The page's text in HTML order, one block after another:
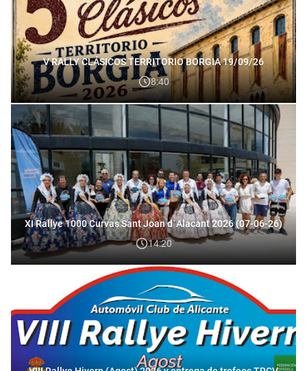
V RALLY CLÁSICOS TERRITORIO BORGIA 19/09/26
8:40
XI Rallye 1000 Curvas Sant Joan d´Alacant 2026 (07-06-26)
14:20